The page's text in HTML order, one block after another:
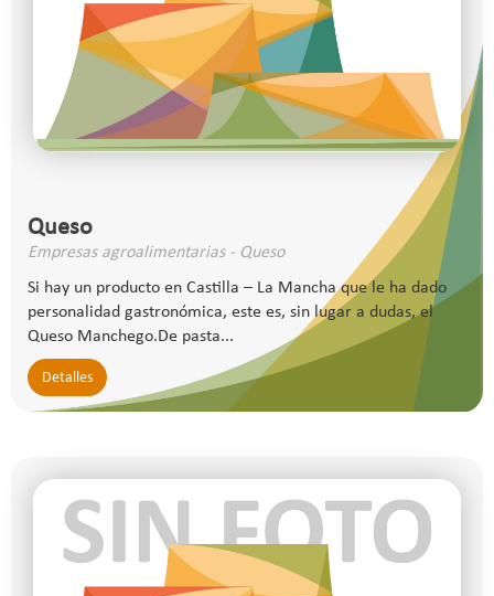
Queso
Empresas agroalimentarias - Queso
Si hay un producto en Castilla – La Mancha que le ha dado
personalidad gastronómica, este es, sin lugar a dudas, el
Queso Manchego.De pasta...
Detalles